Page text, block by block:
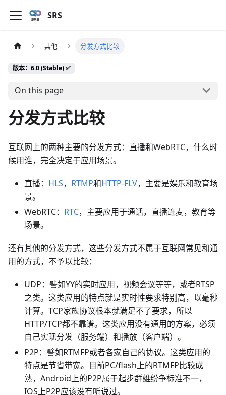
SRS
其他 分发方式比较
版本：6.0 (Stable) ✅
On this page
分发方式比较
互联网上的两种主要的分发方式：直播和WebRTC，什么时
候用谁，完全决定于应用场景。
直播： HLS， RTMP和HTTP-FLV，主要是娱乐和教育场
景。
WebRTC： RTC，主要应用于通话，直播连麦，教育等
场景。
还有其他的分发方式，这些分发方式不属于互联网常见和通
用的方式，不予以比较：
UDP：譬如YY的实时应用，视频会议等等，或者RTSP
之类。这类应用的特点就是实时性要求特别高，以毫秒
计算。TCP家族协议根本就满足不了要求，所以
HTTP/TCP都不靠谱。这类应用没有通用的方案，必须
自己实现分发（服务端）和播放（客户端）。
P2P：譬如RTMFP或者各家自己的协议。这类应用的
特点是节省带宽。目前PC/flash上的RTMFP比较成
熟，Android上的P2P属于起步群雄纷争标准不一，
IOS上P2P应该没有听说过。